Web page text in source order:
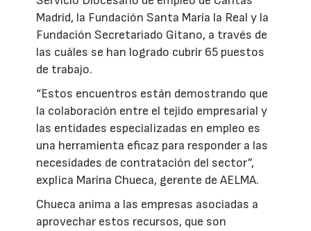
Madrid, la Fundación Santa María la Real y la
Fundación Secretariado Gitano, a través de
las cuáles se han logrado cubrir 65 puestos
de trabajo.
“Estos encuentros están demostrando que
la colaboración entre el tejido empresarial y
las entidades especializadas en empleo es
una herramienta eficaz para responder a las
necesidades de contratación del sector”,
explica Marina Chueca, gerente de AELMA.
Chueca anima a las empresas asociadas a
aprovechar estos recursos, que son